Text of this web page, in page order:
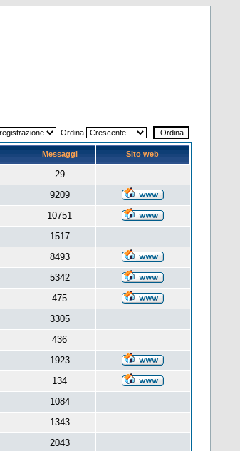
Ordina
Messaggi Sito web
29
9209
10751
1517
8493
5342
475
3305
436
1923
134
1084
1343
2043